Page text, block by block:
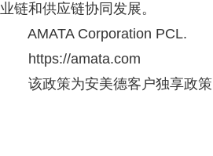
业链和供应链协同发展。
AMATA Corporation PCL.
https://amata.com
该政策为安美德客户独享政策